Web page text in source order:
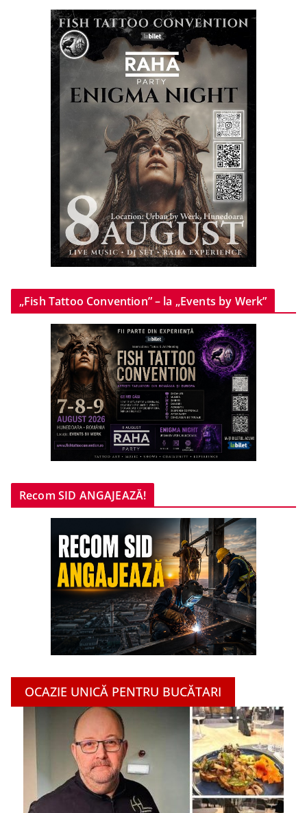
„Fish Tattoo Convention” – la „Events by Werk”
Recom SID ANGAJEAZĂ!
OCAZIE UNICĂ PENTRU BUCĂTARI